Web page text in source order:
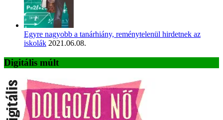
Egyre nagyobb a tanárhiány, reménytelenül hirdetnek az
iskolák 2021.06.08.
Digitális múlt